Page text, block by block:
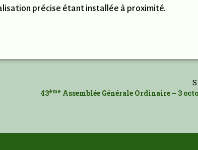
précise étant installée à proximité.
43ème Assemblée Générale Ordinaire – 3